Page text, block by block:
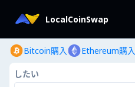
LocalCoinSwap
Bitcoin購入 Ethereum購入
したい